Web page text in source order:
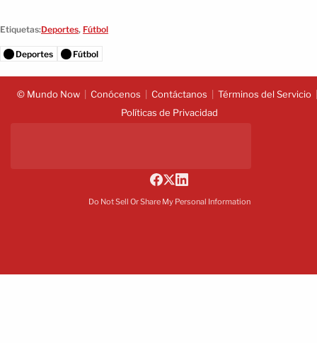
Etiquetas:Deportes, Fútbol
Deportes Fútbol
© Mundo Now Conócenos Contáctanos
Términos del Servicio
Políticas de Privacidad
Do Not Sell Or Share My Personal Information